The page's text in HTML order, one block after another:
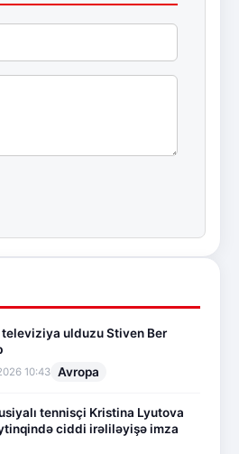
televiziya ulduzu Stiven Ber
10:43 Avropa
tennisçi Kristina Lyutova
ciddi irəliləyişə imza